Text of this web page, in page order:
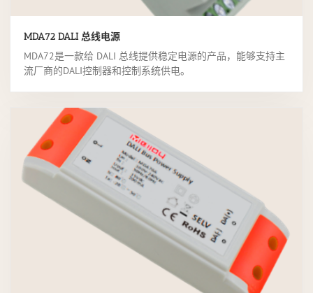
MDA72 DALI 总线电源
MDA72是一款给 DALI 总线提供稳定电源的产品，能够支持主
流厂商的DALI控制器和控制系统供电。